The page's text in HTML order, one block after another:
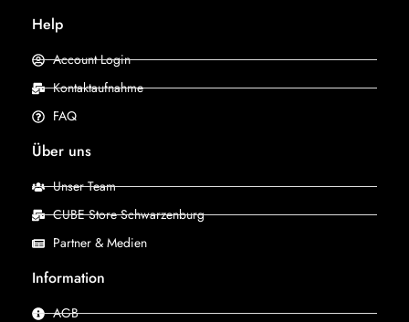
Help
Account Login
Kontaktaufnahme
FAQ
Über uns
Unser Team
CUBE Store Schwarzenburg
Partner & Medien
Information
AGB